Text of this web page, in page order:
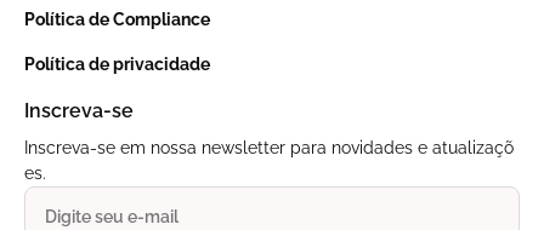
Política de Compliance
Política de privacidade
Inscreva-se
Inscreva-se em nossa newsletter para novidades e atualizaçõ
es.